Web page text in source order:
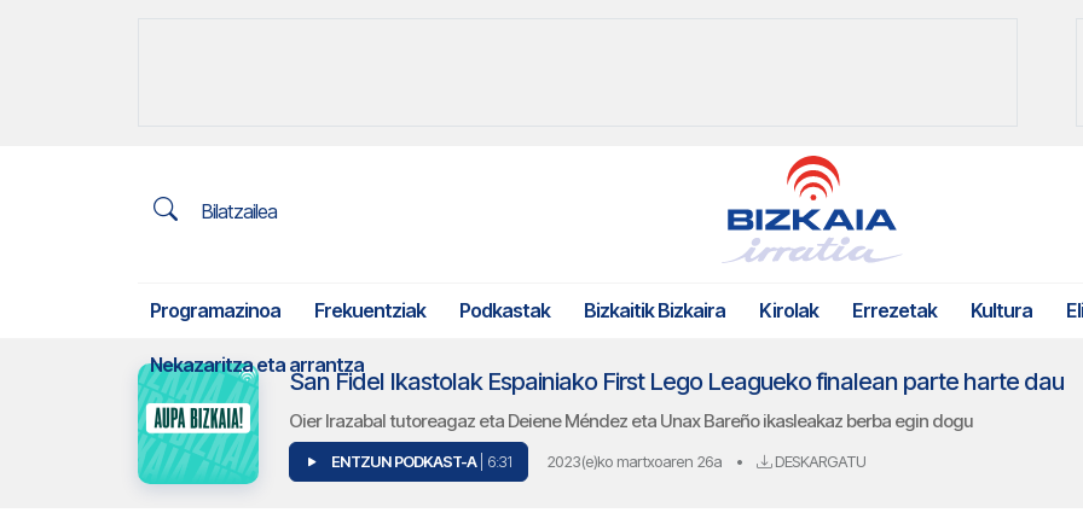
Bilatzailea
Programazinoa Frekuentziak Podkastak Bizkaitik Bizkaira Kirolak Errezetak Kultura
Nekazaritza eta arrantza
San Fidel Ikastolak Espainiako First Lego Leagueko finalean parte harte dau
Oier Irazabal tutoreagaz eta Deiene Méndez eta Unax Bareño ikasleakaz berba egin dogu
ENTZUN PODKAST-A | 6:31 2023(e)ko martxoaren 26a • DESKARGATU